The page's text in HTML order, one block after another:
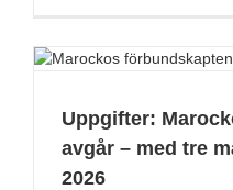
Uppgifter:
avgår – med tre
2026